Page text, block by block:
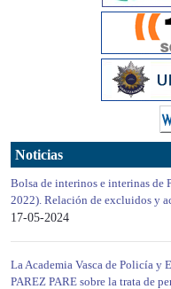
Noticias
Bolsa de interinos e interinas de
2022). Relación de excluidos y
17-05-2024
La Academia Vasca de Policía y
PAREZ PARE sobre la trata de